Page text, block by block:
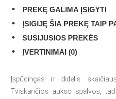
PREKĘ GALIMA ĮSIGYTI
ĮSIGIJĘ ŠIA PREKĘ TAIP
SUSIJUSIOS PREKĖS
ĮVERTINIMAI (0)
Įspūdingas ir didelis
Tviskančios aukso spalvos,